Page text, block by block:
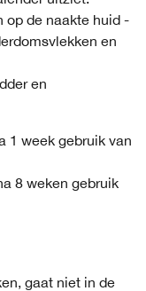
op de naakte huid -
en
en
1 week gebruik van
8 weken gebruik
gaat niet in de